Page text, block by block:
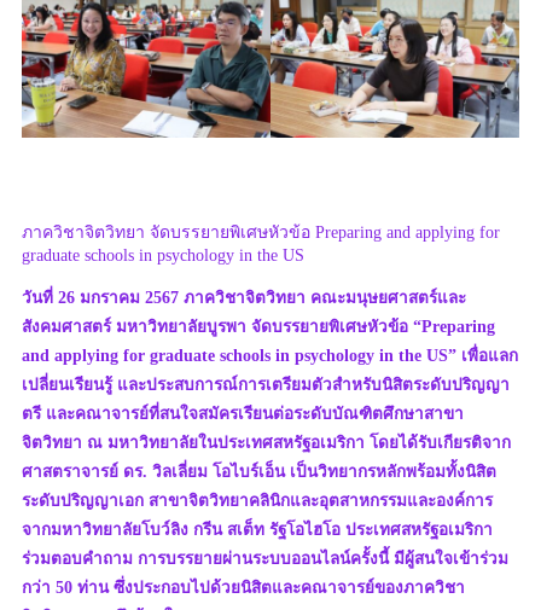
ภาควิชาจิตวิทยา จัดบรรยายพิเศษหัวข้อ Preparing and applying for
graduate schools in psychology in the US
วันที่ 26 มกราคม 2567 ภาควิชาจิตวิทยา คณะมนุษยศาสตร์และ
สังคมศาสตร์ มหาวิทยาลัยบูรพา จัดบรรยายพิเศษหัวข้อ “Preparing
and applying for graduate schools in psychology in the US” เพื่อแลก
เปลี่ยนเรียนรู้ และประสบการณ์การเตรียมตัวสำหรับนิสิตระดับปริญญา
ตรี และคณาจารย์ที่สนใจสมัครเรียนต่อระดับบัณฑิตศึกษาสาขา
จิตวิทยา ณ มหาวิทยาลัยในประเทศสหรัฐอเมริกา โดยได้รับเกียรติจาก
ศาสตราจารย์ ดร. วิลเลี่ยม โอไบร์เอ็น เป็นวิทยากรหลักพร้อมทั้งนิสิต
ระดับปริญญาเอก สาขาจิตวิทยาคลินิกและอุตสาหกรรมและองค์การ
จากมหาวิทยาลัยโบว์ลิง กรีน สเต็ท รัฐโอไฮโอ ประเทศสหรัฐอเมริกา
ร่วมตอบคำถาม การบรรยายผ่านระบบออนไลน์ครั้งนี้ มีผู้สนใจเข้าร่วม
กว่า 50 ท่าน ซึ่งประกอบไปด้วยนิสิตและคณาจารย์ของภาควิชา